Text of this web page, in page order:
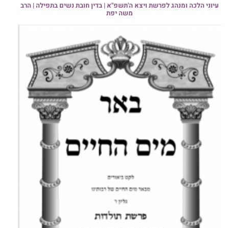
עיוני הלכה ומנהג לפרשת ויצא ה'תשפ"א | בדין חובת נשים בתפילה | הרב
משה יפת